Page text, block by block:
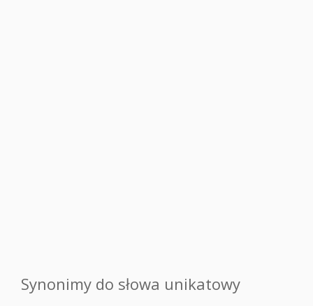
Synonimy do słowa unikatowy